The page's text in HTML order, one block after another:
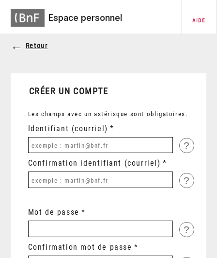
Espace personnel AIDE
Retour
CRÉER UN COMPTE
Les champs avec un astérisque sont obligatoires.
Identifiant (courriel)
?
Confirmation identifiant (courriel)
?
Mot de passe
?
Confirmation mot de passe